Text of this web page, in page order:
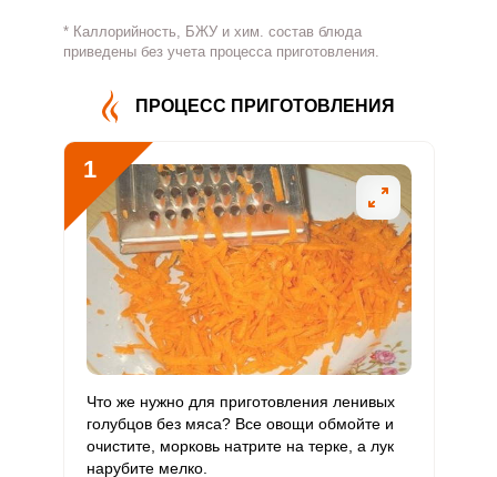
Витамин
245.7 мг 500 мг 2.5 8.2
Витамин
В5
Витамин
В6
5.2 мг 2 мг 13.1 43.4
Витамин
195.7 мкг 400 мкг 2.5 8.2
Витамин
В12
0 3 мкг 0 0
Витамин
С
892.8 мкг 90 мкг 50.1 165.3
Витамин
* Каллорийность, БЖУ и хим. состав блюда
приведены без учета процесса приготовления.
ПРОЦЕСС ПРИГОТОВЛЕНИЯ
1
Что же нужно для приготовления ленивых
голубцов без мяса? Все овощи обмойте и
очистите, морковь натрите на терке, а лук
нарубите мелко.